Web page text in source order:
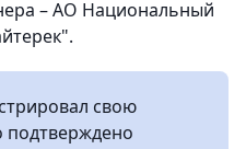
– АО Национальный
свою
подтверждено